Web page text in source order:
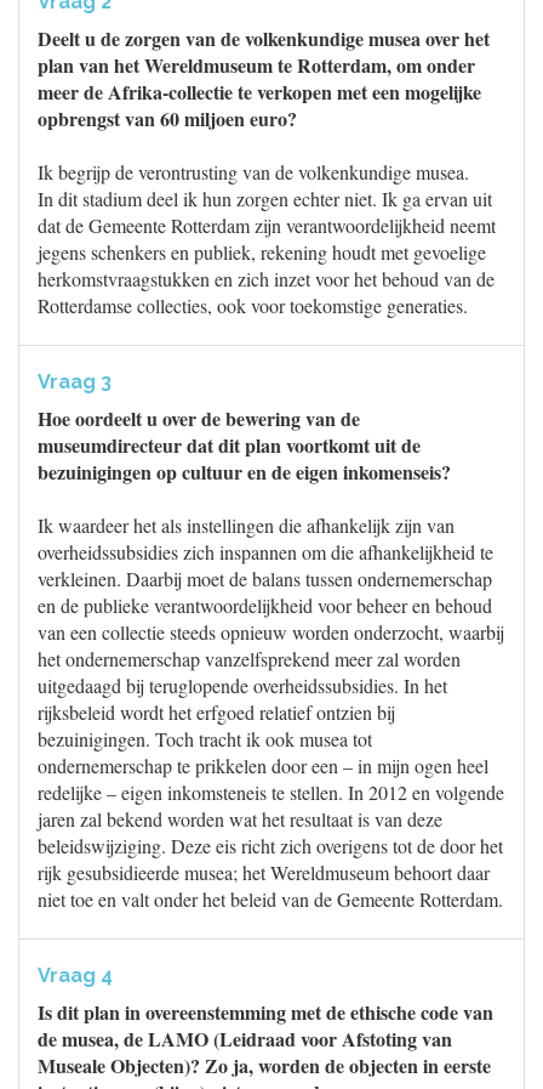
Deelt u de zorgen van de volkenkundige musea over het
plan van het Wereldmuseum te Rotterdam, om onder
meer de Afrika-collectie te verkopen met een mogelijke
opbrengst van 60 miljoen euro?
Ik begrijp de verontrusting van de volkenkundige musea.
In dit stadium deel ik hun zorgen echter niet. Ik ga ervan uit
dat de Gemeente Rotterdam zijn verantwoordelijkheid neemt
jegens schenkers en publiek, rekening houdt met gevoelige
herkomstvraagstukken en zich inzet voor het behoud van de
Rotterdamse collecties, ook voor toekomstige generaties.
Vraag 3
Hoe oordeelt u over de bewering van de
museumdirecteur dat dit plan voortkomt uit de
bezuinigingen op cultuur en de eigen inkomenseis?
Ik waardeer het als instellingen die afhankelijk zijn van
overheidssubsidies zich inspannen om die afhankelijkheid te
verkleinen. Daarbij moet de balans tussen ondernemerschap
en de publieke verantwoordelijkheid voor beheer en behoud
van een collectie steeds opnieuw worden onderzocht, waarbij
het ondernemerschap vanzelfsprekend meer zal worden
uitgedaagd bij teruglopende overheidssubsidies. In het
rijksbeleid wordt het erfgoed relatief ontzien bij
bezuinigingen. Toch tracht ik ook musea tot
ondernemerschap te prikkelen door een – in mijn ogen heel
redelijke – eigen inkomsteneis te stellen. In 2012 en volgende
jaren zal bekend worden wat het resultaat is van deze
beleidswijziging. Deze eis richt zich overigens tot de door het
rijk gesubsidieerde musea; het Wereldmuseum behoort daar
niet toe en valt onder het beleid van de Gemeente Rotterdam.
Vraag 4
Is dit plan in overeenstemming met de ethische code van
de musea, de LAMO (Leidraad voor Afstoting van
Museale Objecten)? Zo ja, worden de objecten in eerste